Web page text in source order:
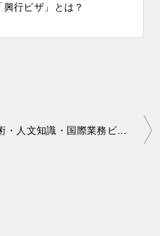
「興行ビザ」とは？